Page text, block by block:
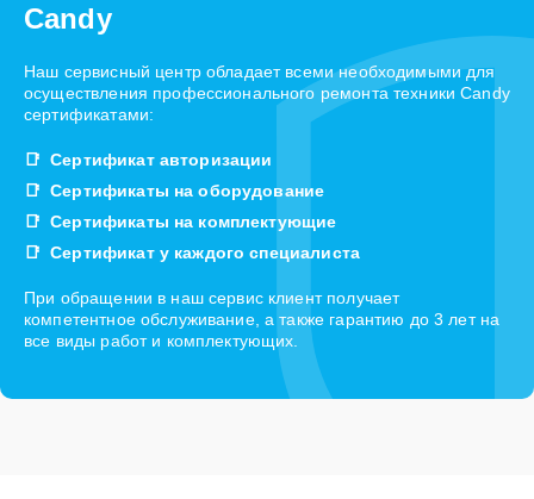
Candy
Наш сервисный центр обладает всеми необходимыми для
осуществления профессионального ремонта техники Candy
сертификатами:
Сертификат авторизации
Сертификаты на оборудование
Сертификаты на комплектующие
Сертификат у каждого специалиста
При обращении в наш сервис клиент получает
компетентное обслуживание, а также гарантию до 3 лет на
все виды работ и комплектующих.